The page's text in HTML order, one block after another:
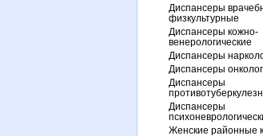
Диспансеры
физкультурные
Диспансеры кожно-
венерологические
Диспансеры
Диспансеры
Диспансеры
Диспансеры
Женские районные